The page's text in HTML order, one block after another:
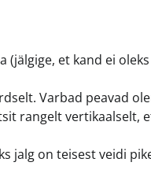
(jälgige, et kand ei
Varbad peavad
rangelt vertikaalselt,
jalg on teisest veidi